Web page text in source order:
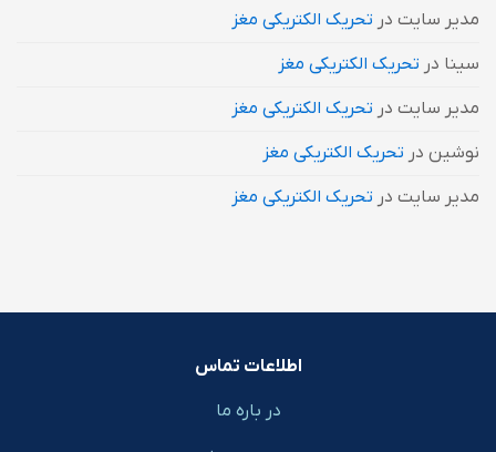
مدیر سایت در تحریک الکتریکی مغز
سینا در تحریک الکتریکی مغز
مدیر سایت در تحریک الکتریکی مغز
نوشین در تحریک الکتریکی مغز
مدیر سایت در تحریک الکتریکی مغز
اطلاعات تماس
در باره ما